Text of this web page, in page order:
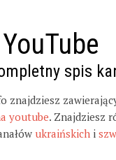
spis
znajdziesz
youtube. Znajdziesz
ukraińskich i